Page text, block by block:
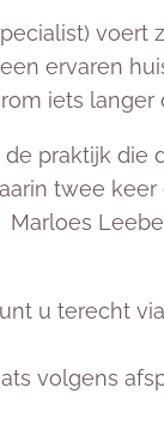
ervaren
iets langer
de praktijk
twee
u terecht
volgens